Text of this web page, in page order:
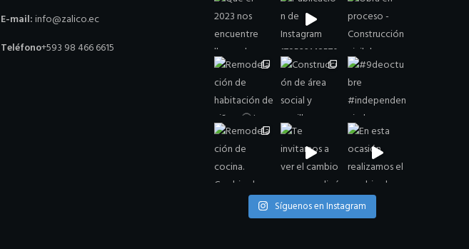
E-mail:info@zalico.ec
Teléfono+593 98 466 6615
Síguenos en Instagram